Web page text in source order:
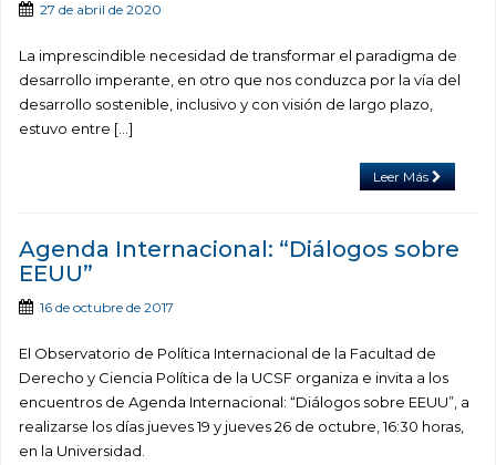
27 de abril de 2020
La imprescindible necesidad de transformar el paradigma de
desarrollo imperante, en otro que nos conduzca por la vía del
desarrollo sostenible, inclusivo y con visión de largo plazo,
estuvo entre […]
Leer Más
Agenda Internacional: “Diálogos sobre
EEUU”
16 de octubre de 2017
El Observatorio de Política Internacional de la Facultad de
Derecho y Ciencia Política de la UCSF organiza e invita a los
encuentros de Agenda Internacional: “Diálogos sobre EEUU”, a
realizarse los días jueves 19 y jueves 26 de octubre, 16:30 horas,
en la Universidad.